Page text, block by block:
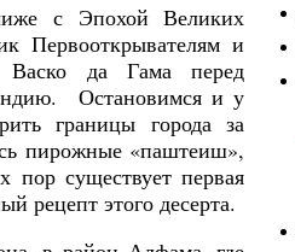
с Эпохой Великих
Первооткрывателям и
Васко да Гама перед
Остановимся и у
границы города за
пирожные «паштеиш»,
пор существует первая
рецепт этого десерта.